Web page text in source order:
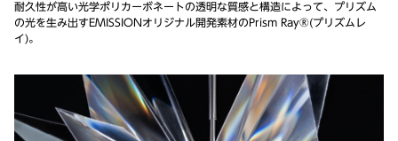
耐久性が高い光学ポリカーボネートの透明な質感と構造によって、プリズム
の光を生み出すEMISSIONオリジナル開発素材のPrism Ray®(プリズムレ
イ)。